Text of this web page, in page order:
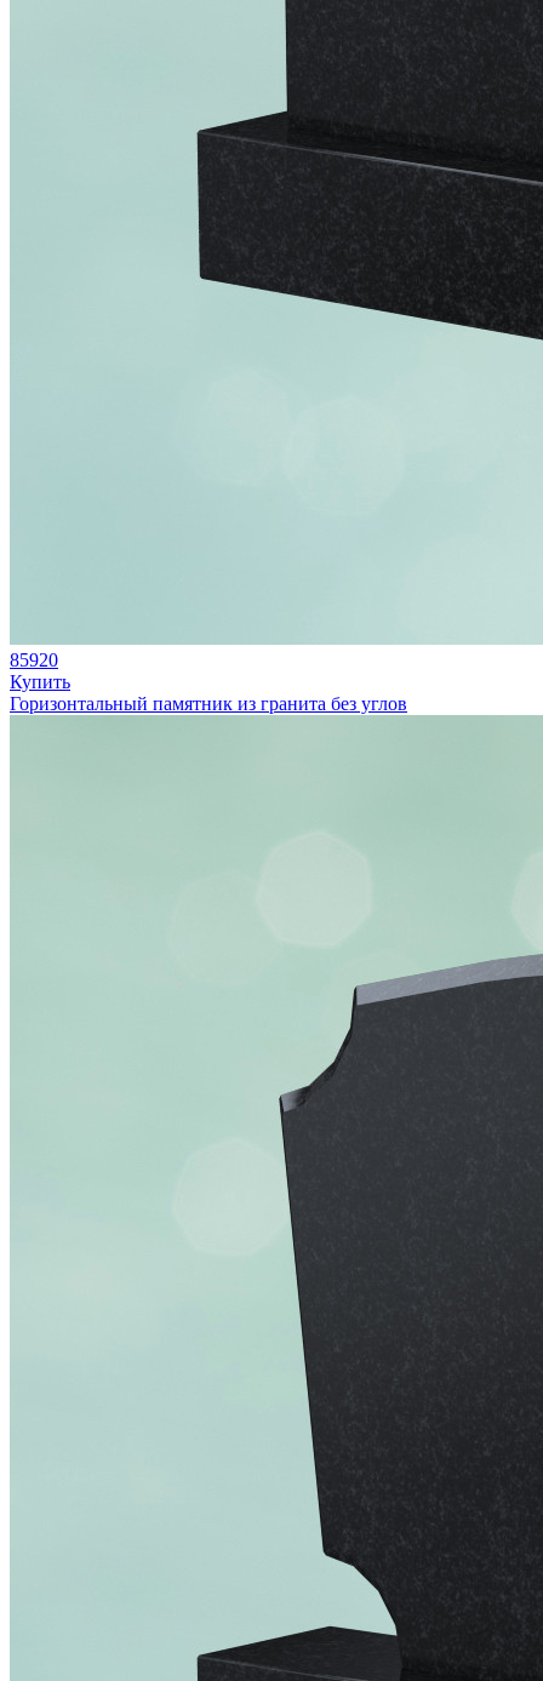
85920
Купить
Горизонтальный памятник из гранита без углов